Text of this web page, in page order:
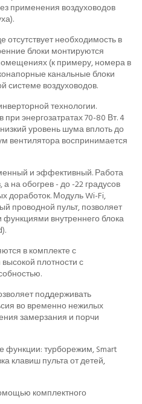
применения воздуховодов
необходимость в
блоки монтируются
(к примеру, номера в
канальные блоки
системе воздуховодов.
технологии.
энергозатратах 70-80 Вт. 4
уровень шума вплоть до
вентилятора воспринимается
и эффективный. Работа
на обогрев - до -22 градусов
доработок. Модуль Wi-Fi,
проводной пульт, позволяет
внутреннего блока
в комплекте с
плотности с
поддерживать
во временно нежилых
замерзания и порчи
функции: турборежим, Smart
клавиш пульта от детей,
комплектного